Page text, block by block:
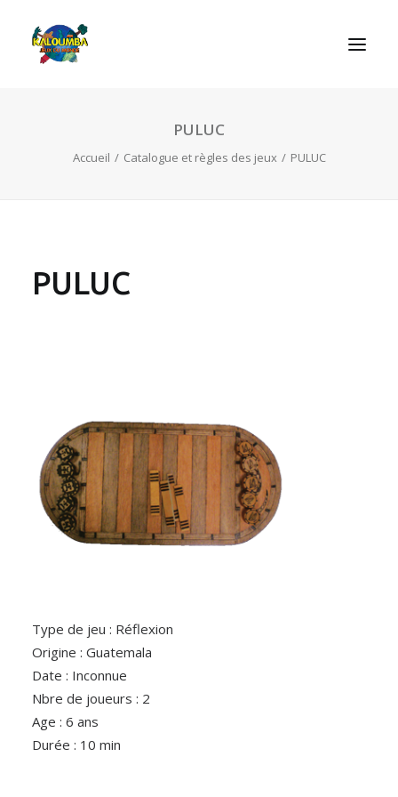
L’ASSOCIATION
ACTUALITÉS
CONTACT
PULUC
Accueil Catalogue et règles des jeux PULUC
PULUC
Type de jeu : Réflexion
Origine : Guatemala
Date : Inconnue
Nbre de joueurs : 2
Age : 6 ans
Durée : 10 min